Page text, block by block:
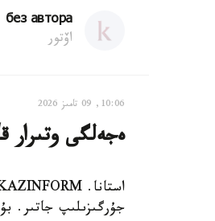
без автора
اۆتور
10:06, 09 تامىز 2026
ەجەلگى وتىرار
جۇرگىزىلىپ جاتىر.